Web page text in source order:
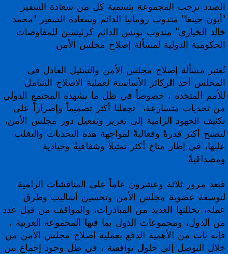
UNGA 74 Statements
Multimedia
Video Gallery
الصدد ترحب المجموعة بتسمية كل من سعادة السفير
"أيون جينغا" مندوب رومانيا الدائم وسعادة السفير "محمد
خالد الخياري" مندوب تونس الدائم كرئيسين للمفاوضات
الحكومية الدولية لمسألة إصلاح مجلس الأمن
تُعتبر مسألة إصلاح مجلس الأمن والتمثيل العادل في
المجلس أحد الركائز الأساسية لعملية الاصلاح الشامل
للأمم المتحدة ، خصوصاً في ظل ما يشهده المجتمع الدولي
من تحديات متسارعة، تجعلنا أكثر تصميماً وإصراراً على
تكثيف الجهود الرامية إلى تعزيز وتفعيل دور مجلس الأمن،
ليصبح أكثر قدرةً وفعاليةً لمواجهة هذه التحديات والتغلب
عليها، في إطار مناخ أكثر تمثيلاً وشفافيةً وحيادية
ومصداقيةً
لتوسعة عضوية مجلس الأمن وتحسين أساليب وطرق
عمله، تخللتها العديد من المبادرات، والمواقف من قبل عدد
من الدول، ومجموعات الدول بما فيها المجموعة العربية ،
فإنه بات من الأهمية الدفع بعملية إصلاح مجلس الأمن من
خلال التوصل إلى حلول توافقية ، في ظل وجود إجماعٍ بين